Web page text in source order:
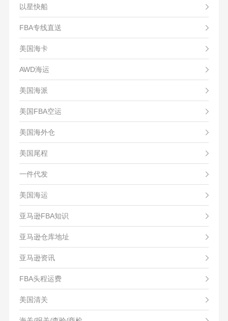
以星快船
FBA专线直送
美国海卡
AWD海运
美国海派
美国FBA空运
美国海外仓
美国尾程
一件代发
美国海运
亚马逊FBA知识
亚马逊仓库地址
亚马逊资讯
FBA头程运费
美国清关